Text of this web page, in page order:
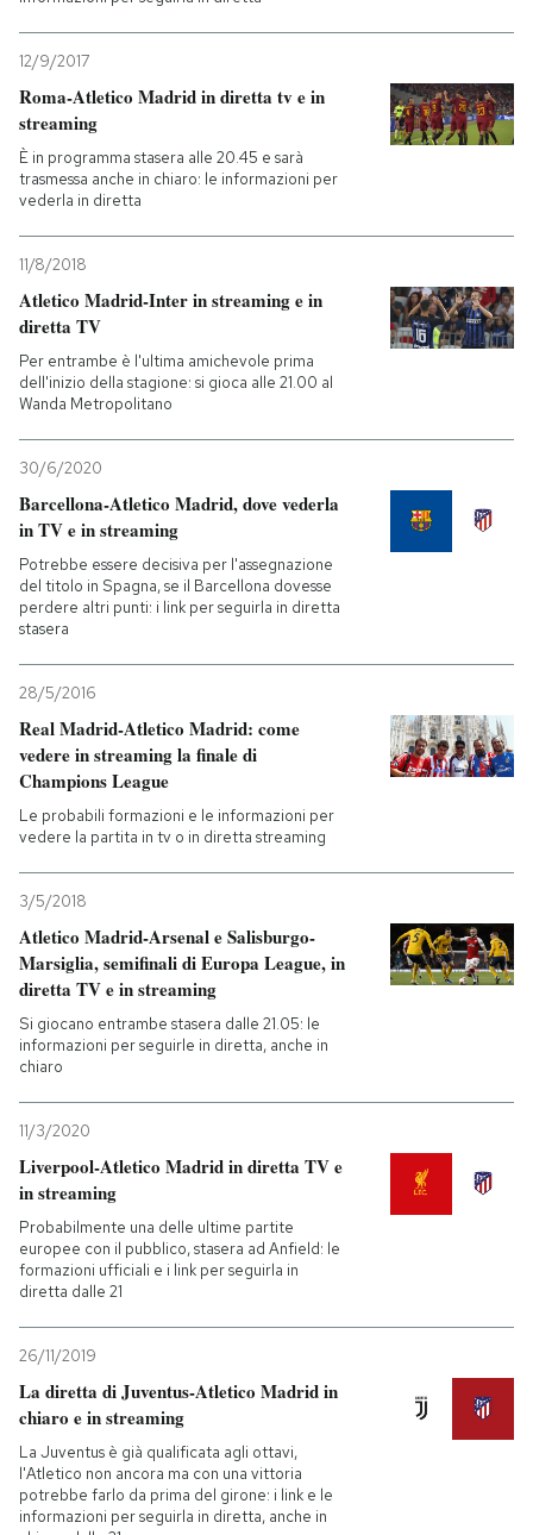
12/9/2017
Roma-Atletico Madrid in diretta tv e in
streaming
È in programma stasera alle 20.45 e sarà
trasmessa anche in chiaro: le informazioni per
vederla in diretta
11/8/2018
Atletico Madrid-Inter in streaming e in
diretta TV
Per entrambe è l'ultima amichevole prima
dell'inizio della stagione: si gioca alle 21.00 al
Wanda Metropolitano
30/6/2020
Barcellona-Atletico Madrid, dove vederla
in TV e in streaming
Potrebbe essere decisiva per l'assegnazione
del titolo in Spagna, se il Barcellona dovesse
perdere altri punti: i link per seguirla in diretta
stasera
28/5/2016
Real Madrid-Atletico Madrid: come
vedere in streaming la finale di
Champions League
Le probabili formazioni e le informazioni per
vedere la partita in tv o in diretta streaming
3/5/2018
Atletico Madrid-Arsenal e Salisburgo-
Marsiglia, semifinali di Europa League, in
diretta TV e in streaming
Si giocano entrambe stasera dalle 21.05: le
informazioni per seguirle in diretta, anche in
chiaro
11/3/2020
Liverpool-Atletico Madrid in diretta TV e
in streaming
Probabilmente una delle ultime partite
europee con il pubblico, stasera ad Anfield: le
formazioni ufficiali e i link per seguirla in
diretta dalle 21
26/11/2019
La diretta di Juventus-Atletico Madrid in
chiaro e in streaming
La Juventus è già qualificata agli ottavi,
l'Atletico non ancora ma con una vittoria
potrebbe farlo da prima del girone: i link e le
informazioni per seguirla in diretta, anche in